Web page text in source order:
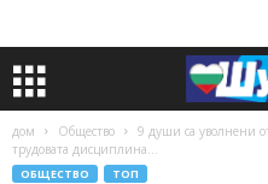
дом Общество
9 души са уволнени
трудовата дисциплина...
ОБЩЕСТВО ТОП